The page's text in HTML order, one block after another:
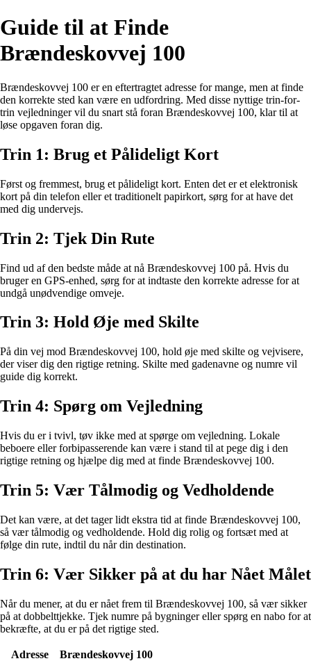
Guide til at Finde
Brændeskovvej 100
Brændeskovvej 100 er en eftertragtet adresse for mange, men at finde
den korrekte sted kan være en udfordring. Med disse nyttige trin-for-
trin vejledninger vil du snart stå foran Brændeskovvej 100, klar til at
løse opgaven foran dig.
Trin 1: Brug et Pålideligt Kort
Først og fremmest, brug et pålideligt kort. Enten det er et elektronisk
kort på din telefon eller et traditionelt papirkort, sørg for at have det
med dig undervejs.
Trin 2: Tjek Din Rute
Find ud af den bedste måde at nå Brændeskovvej 100 på. Hvis du
bruger en GPS-enhed, sørg for at indtaste den korrekte adresse for at
undgå unødvendige omveje.
Trin 3: Hold Øje med Skilte
På din vej mod Brændeskovvej 100, hold øje med skilte og vejvisere,
der viser dig den rigtige retning. Skilte med gadenavne og numre vil
guide dig korrekt.
Trin 4: Spørg om Vejledning
Hvis du er i tvivl, tøv ikke med at spørge om vejledning. Lokale
beboere eller forbipasserende kan være i stand til at pege dig i den
rigtige retning og hjælpe dig med at finde Brændeskovvej 100.
Trin 5: Vær Tålmodig og Vedholdende
Det kan være, at det tager lidt ekstra tid at finde Brændeskovvej 100,
så vær tålmodig og vedholdende. Hold dig rolig og fortsæt med at
følge din rute, indtil du når din destination.
Trin 6: Vær Sikker på at du har Nået Målet
Når du mener, at du er nået frem til Brændeskovvej 100, så vær sikker
på at dobbelttjekke. Tjek numre på bygninger eller spørg en nabo for at
bekræfte, at du er på det rigtige sted.
Adresse
Brændeskovvej 100